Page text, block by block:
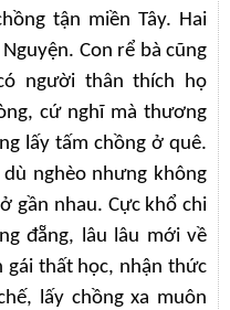
tận miền Tây. Hai
Con rể bà cũng
người thân thích họ
cứ nghĩ mà thương
lấy tấm chồng ở quê.
nghèo nhưng không
gần nhau. Cực khổ chi
đẵng, lâu lâu mới về
thất học, nhận thức
lấy chồng xa muôn